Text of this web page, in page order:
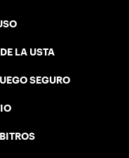
LA USTA
SEGURO